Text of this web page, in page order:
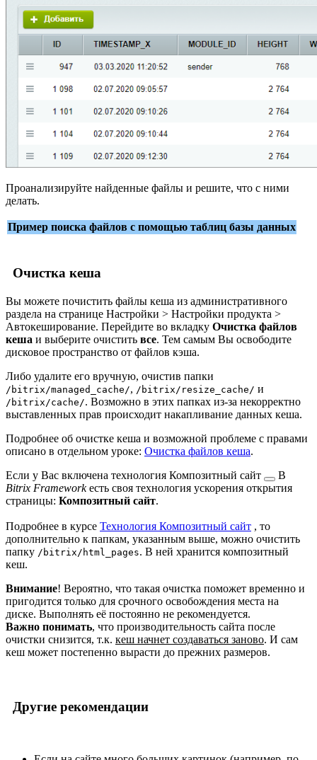
Проанализируйте найденные файлы и решите, что с ними
делать.
Пример поиска файлов с помощью таблиц базы данных
Очистка кеша
Вы можете почистить файлы кеша из административного
раздела на странице Настройки > Настройки продукта >
Автокеширование. Перейдите во вкладку Очистка файлов
кеша и выберите очистить все. Тем самым Вы освободите
дисковое пространство от файлов кэша.
Либо удалите его вручную, очистив папки
/bitrix/managed_cache/, /bitrix/resize_cache/ и
/bitrix/cache/. Возможно в этих папках из-за некорректно
выставленных прав происходит накапливание данных кеша.
Подробнее об очистке кеша и возможной проблеме с правами
описано в отдельном уроке: Очистка файлов кеша.
Если у Вас включена технология Композитный сайт
В
Bitrix Frameworkесть своя технология ускорения открытия
страницы: Композитный сайт.
Подробнее в курсе Технология Композитный сайт , то
дополнительно к папкам, указанным выше, можно очистить
папку /bitrix/html_pages. В ней хранится композитный
кеш.
Внимание! Вероятно, что такая очистка поможет временно и
пригодится только для срочного освобождения места на
диске. Выполнять её постоянно не рекомендуется.
Важно понимать, что производительность сайта после
очистки снизится, т.к. кеш начнет создаваться заново. И сам
кеш может постепенно вырасти до прежних размеров.
Другие рекомендации